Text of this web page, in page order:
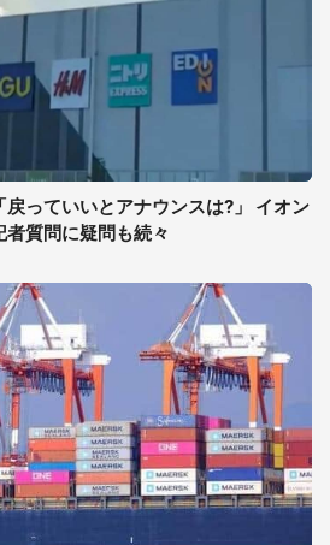
戻っていいとアナウンスは?」 イオン
質問に疑問も続々